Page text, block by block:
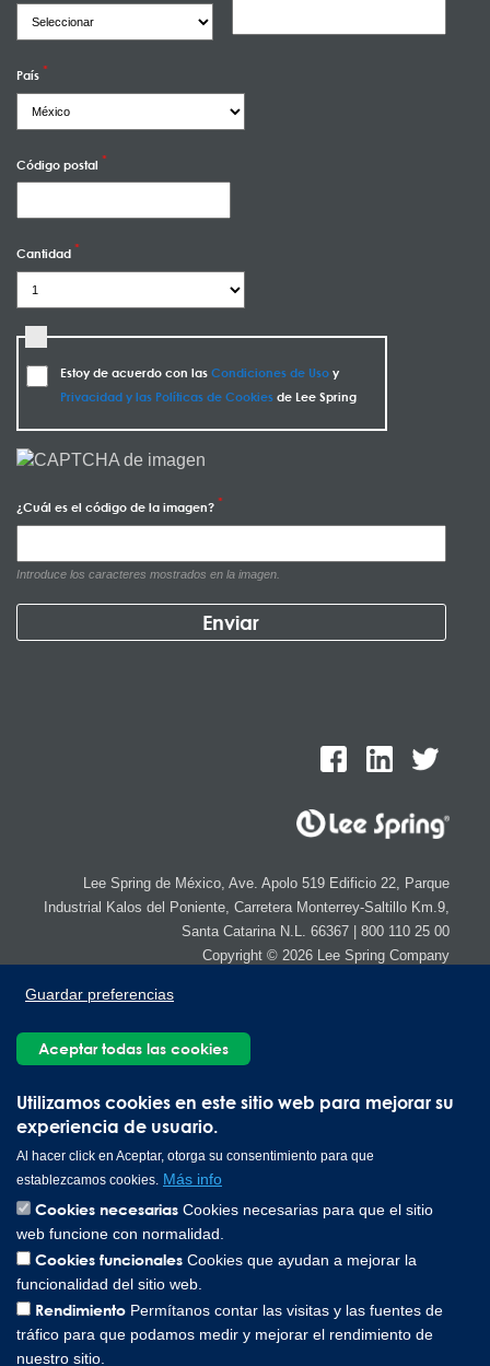
Utilizamos cookies en este sitio web para mejorar su
experiencia de usuario.
Al hacer click en Aceptar, otorga su consentimiento para que
establezcamos cookies. Más info
Cookies necesarias Cookies necesarias para que el sitio
web funcione con normalidad.
Cookies funcionales Cookies que ayudan a mejorar la
funcionalidad del sitio web.
Rendimiento Permítanos contar las visitas y las fuentes de
tráfico para que podamos medir y mejorar el rendimiento de
nuestro sitio.
Guardar preferencias
Aceptar todas las cookies
País
Código postal
Cantidad
Estoy de acuerdo con las Condiciones de Usoy
Privacidad y las Políticas de Cookiesde Lee Spring
¿Cuál es el código de la imagen?
Introduce los caracteres mostrados en la imagen.
Lee Spring de México, Ave. Apolo 519 Edificio 22, Parque
Industrial Kalos del Poniente, Carretera Monterrey-Saltillo Km.9,
Santa Catarina N.L. 66367 | 800 110 25 00
Copyright © 2026 Lee Spring Company